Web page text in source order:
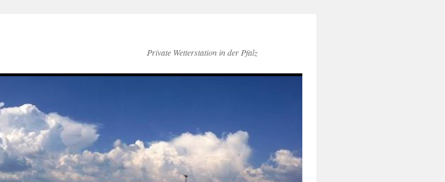
Private Wetterstation in der Pfalz